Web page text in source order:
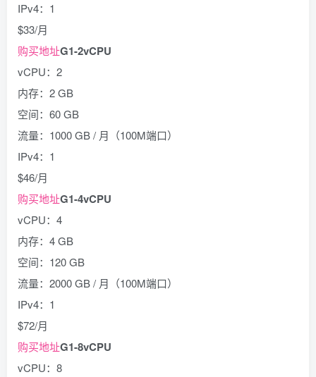
IPv4：1
$33/月
购买地址G1-2vCPU
vCPU：2
内存：2 GB
空间：60 GB
流量：1000 GB / 月（100M端口）
IPv4：1
$46/月
购买地址G1-4vCPU
vCPU：4
内存：4 GB
空间：120 GB
流量：2000 GB / 月（100M端口）
IPv4：1
$72/月
购买地址G1-8vCPU
vCPU：8